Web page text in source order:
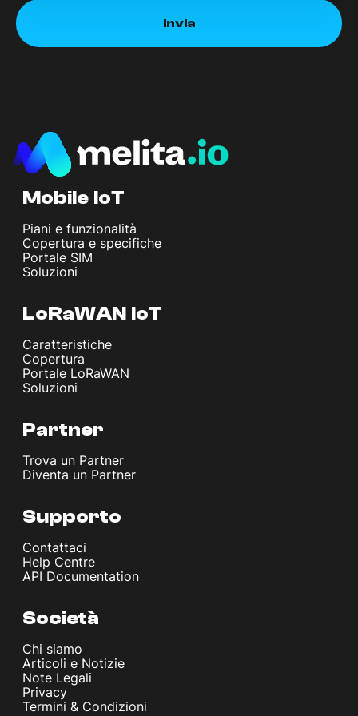
Mobile IoT
Piani e funzionalità
Copertura e specifiche
Portale SIM
Soluzioni
LoRaWAN IoT
Caratteristiche
Copertura
Portale LoRaWAN
Soluzioni
Partner
Trova un Partner
Diventa un Partner
Supporto
Contattaci
Help Centre
API Documentation
Società
Chi siamo
Articoli e Notizie
Note Legali
Privacy
Termini & Condizioni